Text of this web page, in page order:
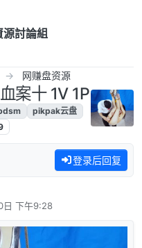
源討論組
网赚盘资源
案十 1V 1P
pikpak云盘
登录后回复
日 下午9:28